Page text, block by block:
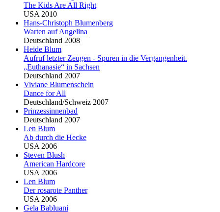
The Kids Are All Right
USA 2010
Hans-Christoph Blumenberg
Warten auf Angelina
Deutschland 2008
Heide Blum
Aufruf letzter Zeugen - Spuren in die Vergangenheit.
„Euthanasie“ in Sachsen
Deutschland 2007
Viviane Blumenschein
Dance for All
Deutschland/Schweiz 2007
Prinzessinnenbad
Deutschland 2007
Len Blum
Ab durch die Hecke
USA 2006
Steven Blush
American Hardcore
USA 2006
Len Blum
Der rosarote Panther
USA 2006
Gela Babluani